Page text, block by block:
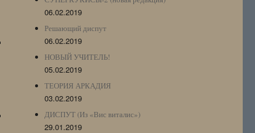
06.02.2019
Решающий диспут
06.02.2019
НОВЫЙ УЧИТЕЛЬ!
05.02.2019
ТЕОРИЯ АРКАДИЯ
03.02.2019
ДИСПУТ (Из «Вис виталис»)
29.01.2019